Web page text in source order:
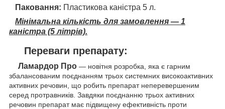
Паковання: Пластикова каністра 5 л.
Мінімальна кількість для замовлення — 1
каністра (5 літрів).
Переваги препарату:
Ламардор Про — новітня розробка, яка є гарним
збалансованим поєднанням трьох системних високоактивних
активних речовин, що робить препарат неперевершеним
серед протравників. Завдяки поєднанню трьох активних
речовин препарат має підвищену ефективність проти